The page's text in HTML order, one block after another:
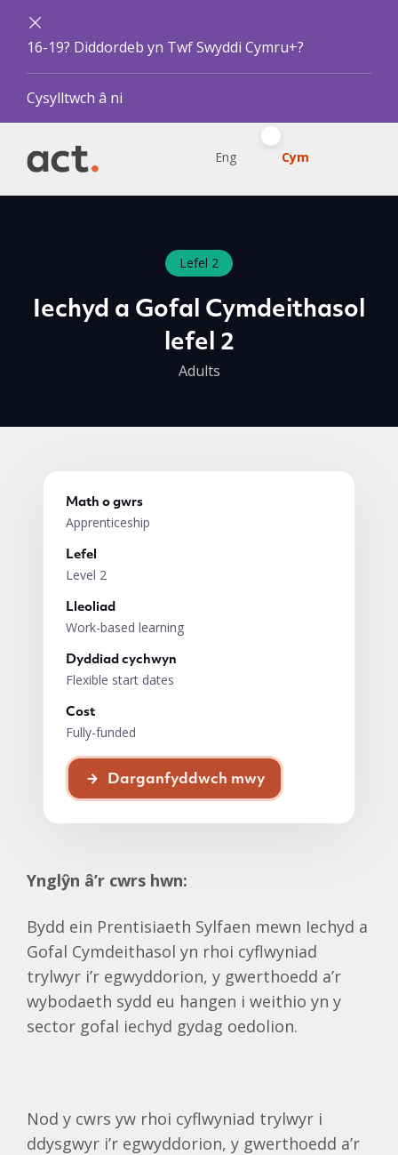
16-19? Diddordeb yn Twf Swyddi Cymru+?
Cysylltwch â ni
Eng Cym
Lefel 2
Iechyd a Gofal Cymdeithasol
lefel 2
Adults
Math o gwrs
Apprenticeship
Lefel
Level 2
Lleoliad
Work-based learning
Dyddiad cychwyn
Flexible start dates
Cost
Fully-funded
Darganfyddwch mwy
Ynglŷn â’r cwrs hwn:
Bydd ein Prentisiaeth Sylfaen mewn Iechyd a
Gofal Cymdeithasol yn rhoi cyflwyniad
trylwyr i’r egwyddorion, y gwerthoedd a’r
wybodaeth sydd eu hangen i weithio yn y
sector gofal iechyd gydag oedolion.
Nod y cwrs yw rhoi cyflwyniad trylwyr i
ddysgwyr i’r egwyddorion, y gwerthoedd a’r